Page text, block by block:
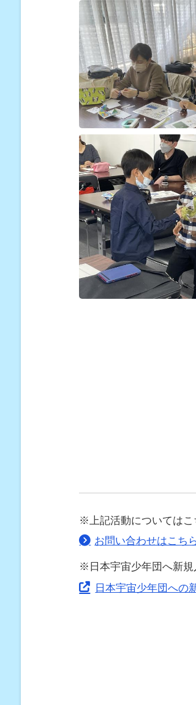
※上記活動についてはこ
お問い合わせはこち
※日本宇宙少年団へ新規
日本宇宙少年団への